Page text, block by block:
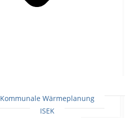
Kommunale Wärmeplanung
ISEK